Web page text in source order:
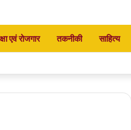
एवं रोजगार तकनीकी साहित्य